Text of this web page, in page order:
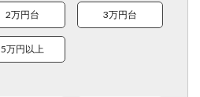
2万円台 3万円台
5万円以上